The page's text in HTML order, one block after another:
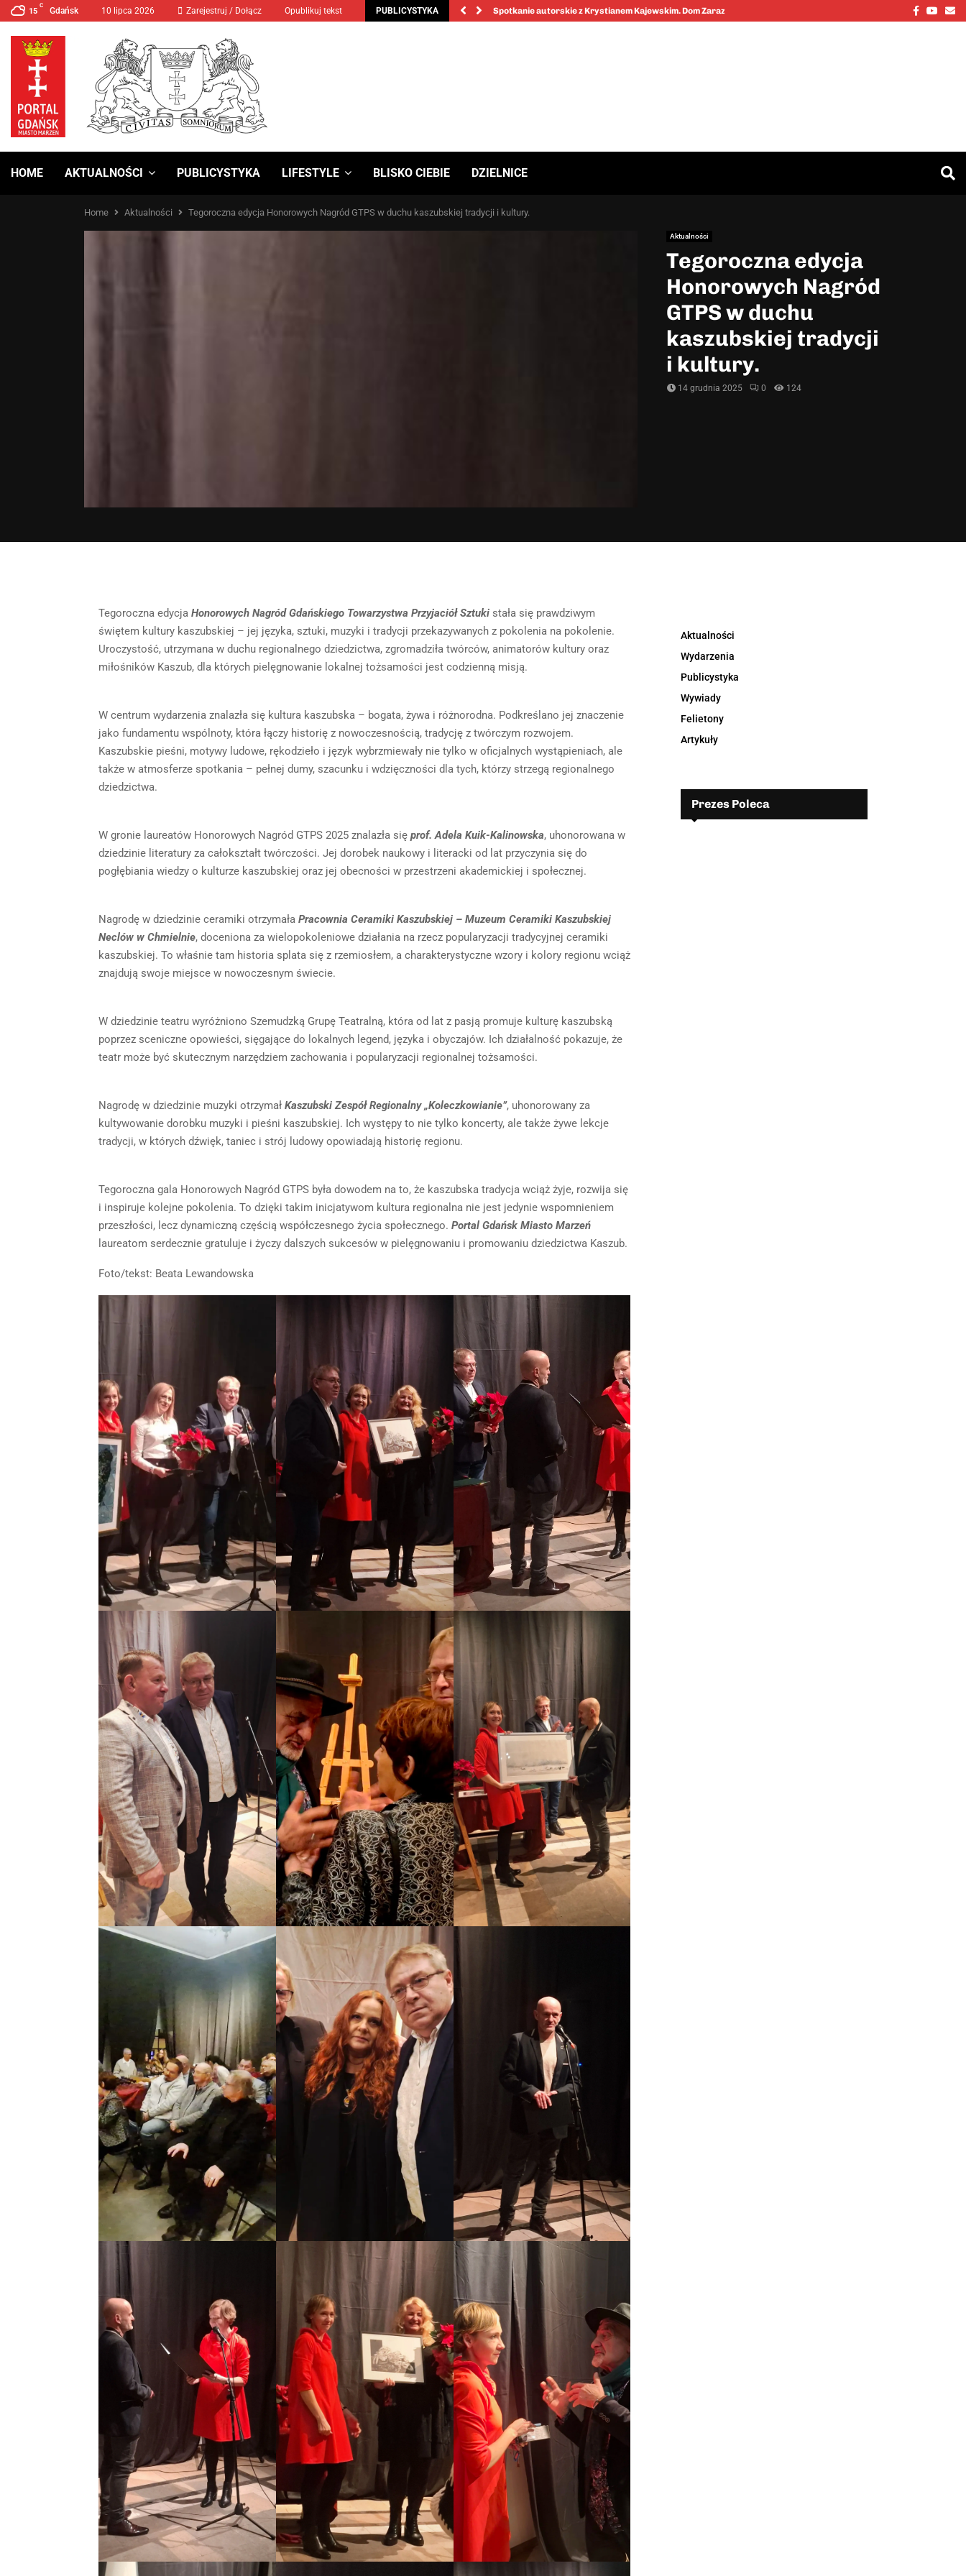
15
C
Gdańsk 10 lipca 2026 Zarejestruj / Dołącz Opublikuj tekst PUBLICYSTYKA
MANIFA 2024 Prawa Kobiet Spotkanie autorskie z Krystianem Kajewskim. Dom Zarazy… Facebook
HOME AKTUALNOŚCI PUBLICYSTYKA LIFESTYLE BLISKO CIEBIE DZIELNICE
Home Aktualności Tegoroczna edycja Honorowych Nagród GTPS w duchu kaszubskiej tradycji i kultury.
Aktualności
Tegoroczna edycja
Honorowych Nagród
GTPS w duchu
kaszubskiej tradycji
i kultury.
14 grudnia 2025 0 124
Tegoroczna edycja Honorowych Nagród Gdańskiego Towarzystwa Przyjaciół Sztuki stała się prawdziwym
świętem kultury kaszubskiej – jej języka, sztuki, muzyki i tradycji przekazywanych z pokolenia na pokolenie.
Uroczystość, utrzymana w duchu regionalnego dziedzictwa, zgromadziła twórców, animatorów kultury oraz
miłośników Kaszub, dla których pielęgnowanie lokalnej tożsamości jest codzienną misją.
W centrum wydarzenia znalazła się kultura kaszubska – bogata, żywa i różnorodna. Podkreślano jej znaczenie
jako fundamentu wspólnoty, która łączy historię z nowoczesnością, tradycję z twórczym rozwojem.
Kaszubskie pieśni, motywy ludowe, rękodzieło i język wybrzmiewały nie tylko w oficjalnych wystąpieniach, ale
także w atmosferze spotkania – pełnej dumy, szacunku i wdzięczności dla tych, którzy strzegą regionalnego
dziedzictwa.
W gronie laureatów Honorowych Nagród GTPS 2025 znalazła się prof. Adela Kuik-Kalinowska, uhonorowana w
dziedzinie literatury za całokształt twórczości. Jej dorobek naukowy i literacki od lat przyczynia się do
pogłębiania wiedzy o kulturze kaszubskiej oraz jej obecności w przestrzeni akademickiej i społecznej.
Nagrodę w dziedzinie ceramiki otrzymała Pracownia Ceramiki Kaszubskiej – Muzeum Ceramiki Kaszubskiej
Neclów w Chmielnie, doceniona za wielopokoleniowe działania na rzecz popularyzacji tradycyjnej ceramiki
kaszubskiej. To właśnie tam historia splata się z rzemiosłem, a charakterystyczne wzory i kolory regionu wciąż
znajdują swoje miejsce w nowoczesnym świecie.
W dziedzinie teatru wyróżniono Szemudzką Grupę Teatralną, która od lat z pasją promuje kulturę kaszubską
poprzez sceniczne opowieści, sięgające do lokalnych legend, języka i obyczajów. Ich działalność pokazuje, że
teatr może być skutecznym narzędziem zachowania i popularyzacji regionalnej tożsamości.
Nagrodę w dziedzinie muzyki otrzymał Kaszubski Zespół Regionalny „Koleczkowianie”, uhonorowany za
kultywowanie dorobku muzyki i pieśni kaszubskiej. Ich występy to nie tylko koncerty, ale także żywe lekcje
tradycji, w których dźwięk, taniec i strój ludowy opowiadają historię regionu.
Tegoroczna gala Honorowych Nagród GTPS była dowodem na to, że kaszubska tradycja wciąż żyje, rozwija się
i inspiruje kolejne pokolenia. To dzięki takim inicjatywom kultura regionalna nie jest jedynie wspomnieniem
przeszłości, lecz dynamiczną częścią współczesnego życia społecznego. Portal Gdańsk Miasto Marzeń
laureatom serdecznie gratuluje i życzy dalszych sukcesów w pielęgnowaniu i promowaniu dziedzictwa Kaszub.
Foto/tekst: Beata Lewandowska
Aktualności
Wydarzenia
Publicystyka
Wywiady
Felietony
Artykuły
Prezes Poleca